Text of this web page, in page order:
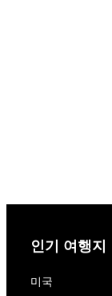
인기 여행지
미국